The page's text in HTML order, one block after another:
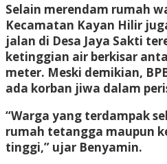
Selain merendam rumah
Kecamatan Kayan Hilir
jalan di Desa Jaya Sakti
ketinggian air berkisar
meter. Meski demikian,
ada korban jiwa dalam
“Warga yang terdampak
rumah tetangga maupun
tinggi,” ujar Benyamin.